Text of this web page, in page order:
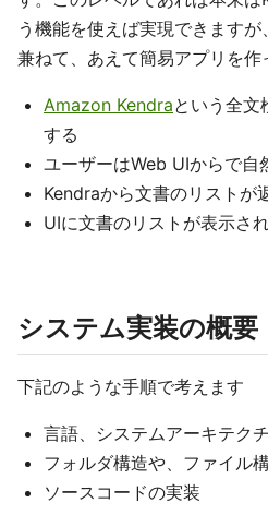
う機能を使えば実現できます
兼ねて、あえて簡易アプリを作
Amazon Kendraという全文
する
ユーザーはWeb UIからで自
Kendraから文書のリストが
UIに文書のリストが表示さ
システム実装の概要
下記のような手順で考えます
言語、システムアーキテク
フォルダ構造や、ファイル
ソースコードの実装